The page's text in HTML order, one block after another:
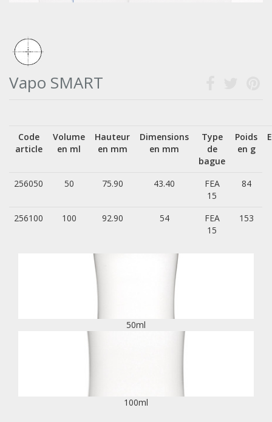
Vapo SMART
Code
article
Volume
en ml
Hauteur
en mm
Dimensions
en mm
Type
de
bague
Poids
en g
256050 50 75.90 43.40
FEA
15
84
256100 100 92.90 54
FEA
15
153
50ml
100ml